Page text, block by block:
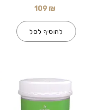
109 ₪
להוסיף לסל